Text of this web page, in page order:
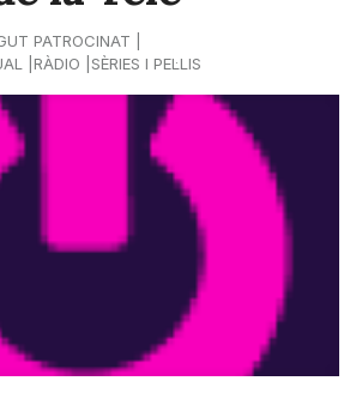
PATROCINAT
RÀDIO SÈRIES I PEL·LIS